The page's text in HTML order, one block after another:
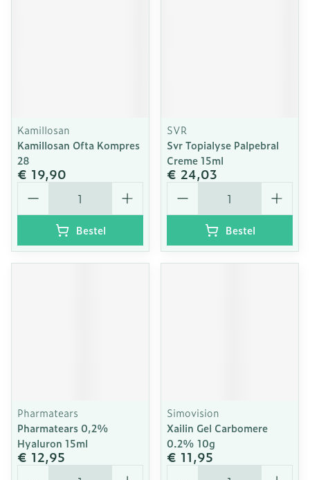
Kamillosan
Kamillosan Ofta Kompres
28
€ 19,90
Aantal
Bestel
SVR
Svr Topialyse Palpebral
Creme 15ml
€ 24,03
Aantal
Bestel
Pharmatears
Pharmatears 0,2%
Hyaluron 15ml
€ 12,95
Aantal
Simovision
Xailin Gel Carbomere
0.2% 10g
€ 11,95
Aantal